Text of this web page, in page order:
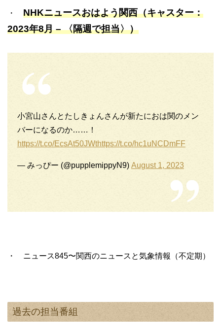
・ NHKニュースおはよう関西（キャスター：
2023年8月 – 〈隔週で担当〉）
小宮山さんとたしきょんさんが新たにおは関のメン
バーになるのか……！
https://t.co/EcsAt50JWthttps://t.co/hc1uNCDmFF
— みっぴー (@pupplemippyN9) August 1, 2023
・ ニュース845〜関西のニュースと気象情報（不定期）
過去の担当番組